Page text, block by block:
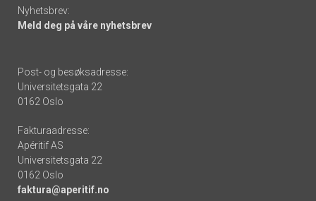
Nyhetsbrev:
Meld deg på våre nyhetsbrev
Post- og besøksadresse:
Universitetsgata 22
0162 Oslo
Fakturaadresse:
Apéritif AS
Universitetsgata 22
0162 Oslo
faktura@aperitif.no